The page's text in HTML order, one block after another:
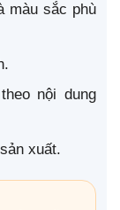
màu sắc phù
nội dung
xuất.